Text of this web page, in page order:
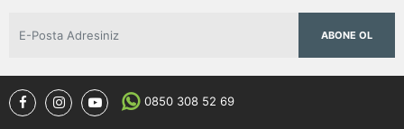
ABONE OL
0850 308 52 69